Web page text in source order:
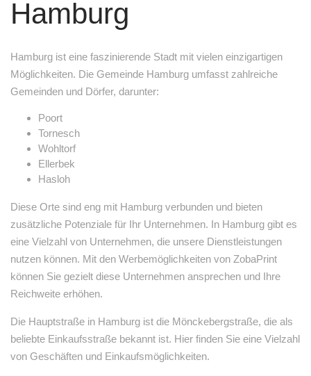
Hamburg
Hamburg ist eine faszinierende Stadt mit vielen einzigartigen
Möglichkeiten. Die Gemeinde Hamburg umfasst zahlreiche
Gemeinden und Dörfer, darunter:
Poort
Tornesch
Wohltorf
Ellerbek
Hasloh
Diese Orte sind eng mit Hamburg verbunden und bieten
zusätzliche Potenziale für Ihr Unternehmen. In Hamburg gibt es
eine Vielzahl von Unternehmen, die unsere Dienstleistungen
nutzen können. Mit den Werbemöglichkeiten von ZobaPrint
können Sie gezielt diese Unternehmen ansprechen und Ihre
Reichweite erhöhen.
Die Hauptstraße in Hamburg ist die Mönckebergstraße, die als
beliebte Einkaufsstraße bekannt ist. Hier finden Sie eine Vielzahl
von Geschäften und Einkaufsmöglichkeiten.